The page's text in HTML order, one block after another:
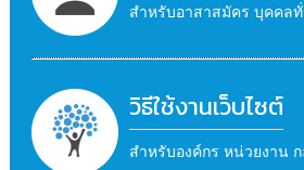
สำหรับอาสาสมัคร บุคคล
วิธีใช้งานเว็บไซต์
สำหรับองค์กร หน่วยงาน